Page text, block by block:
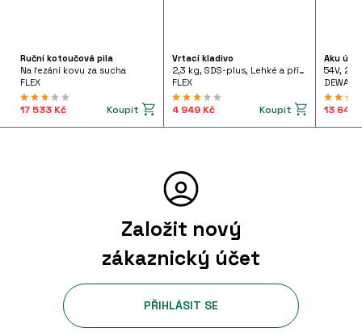
Ruční kotoučová pila
Na řezání kovu za sucha
FLEX
17 533 Kč Koupit
Vrtací kladivo
2,3 kg, SDS-plus, Lehké a příruční vrtací kladivo 710 W pistolového tvaru, FHE 2-22 SDS-plus 230/CEE
FLEX
4 949 Kč Koupit
Aku
54V,
DEWALT
13 642
Založit nový
zákaznický účet
PŘIHLÁSIT SE